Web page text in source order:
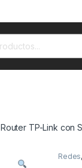
Router TP-Link con
Redes,